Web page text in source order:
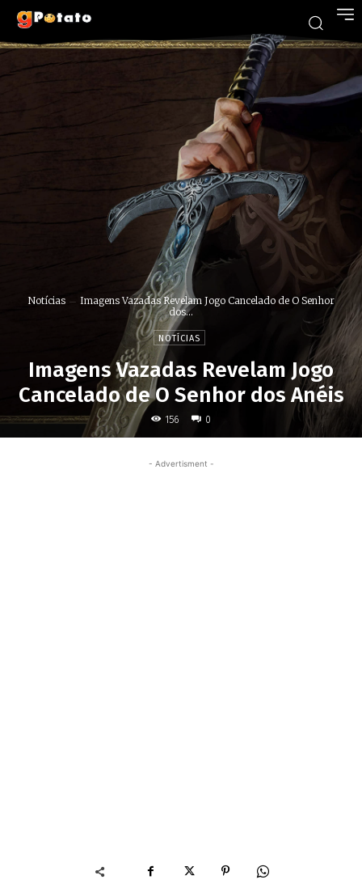
Notícias
Imagens Vazadas Revelam Jogo Cancelado de O Senhor
dos...
NOTÍCIAS
Imagens Vazadas Revelam Jogo
Cancelado de O Senhor dos Anéis
156 0
- Advertisment -